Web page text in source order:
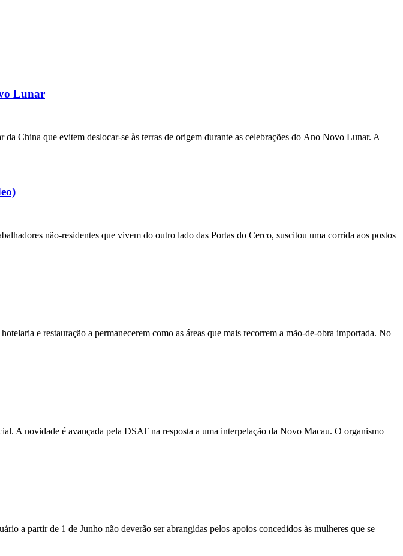
Lunar
China que evitem deslocar-se às terras de origem durante as celebrações do Ano Novo Lunar. A
não-residentes que vivem do outro lado das Portas do Cerco, suscitou uma corrida aos postos
e restauração a permanecerem como as áreas que mais recorrem a mão-de-obra importada. No
A novidade é avançada pela DSAT na resposta a uma interpelação da Novo Macau. O organismo
a partir de 1 de Junho não deverão ser abrangidas pelos apoios concedidos às mulheres que se